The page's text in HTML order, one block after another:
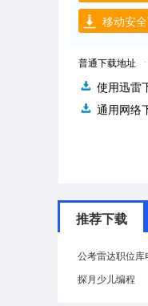
移动安
普通下载地址
使用迅雷
通用网络
推荐下载
公考雷达职位库
探月少儿编程